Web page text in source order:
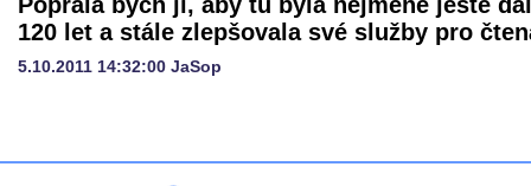
120 let a stále zlepšovala své služby pro
5.10.2011 14:32:00 JaSop